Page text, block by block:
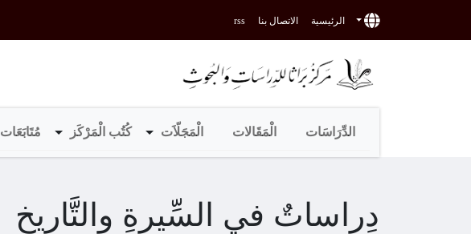
الرئيسية الاتصال بنا rss
الدِّرَاسَات الْمَقَالات الْمَجَلّاَت كُتُب الْمَرْكَز مُتَابَعَات
دِراساتٌ في السِّيرةِ والتَّاريخ